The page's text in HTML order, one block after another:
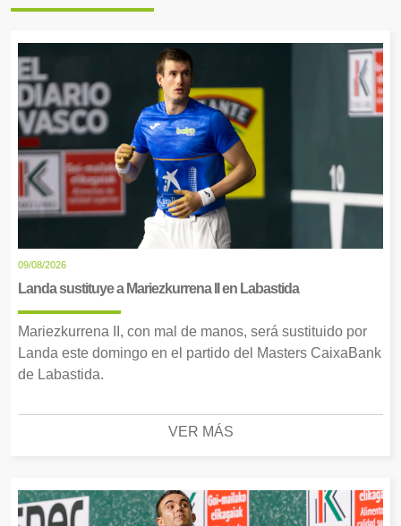
09/08/2026
Landa sustituye a Mariezkurrena II en Labastida
Mariezkurrena II, con mal de manos, será sustituido por
Landa este domingo en el partido del Masters CaixaBank
de Labastida.
VER MÁS